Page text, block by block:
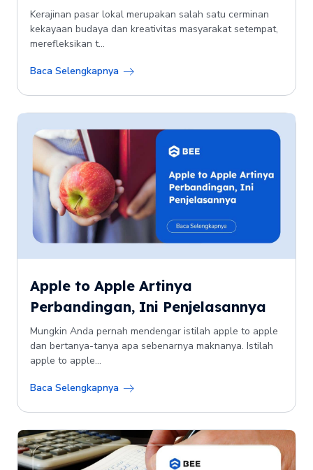
Kerajinan pasar lokal merupakan salah satu cerminan
kekayaan budaya dan kreativitas masyarakat setempat,
merefleksikan t...
Baca Selengkapnya
Apple to Apple Artinya
Perbandingan, Ini Penjelasannya
Mungkin Anda pernah mendengar istilah apple to apple
dan bertanya-tanya apa sebenarnya maknanya. Istilah
apple to apple...
Baca Selengkapnya